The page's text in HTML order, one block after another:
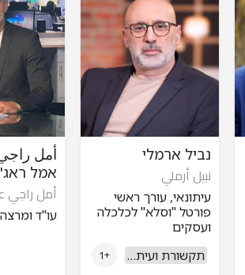
נביל ארמלי
نبيل أرملي
עיתונאי, עורך ראשי
פורטל "וסלא" לכלכלה
ועסקים
תקשורת ועיתונות
+1
أمل
אמל
أمل راجي
עו"ד ומרצה